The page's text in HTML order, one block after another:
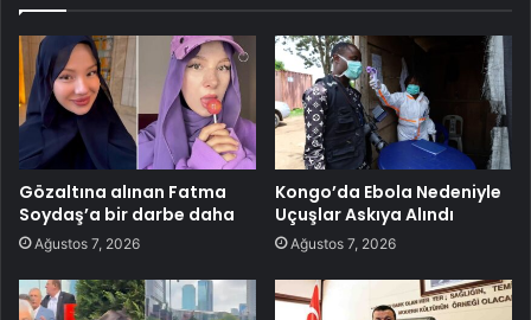
Gözaltına alınan Fatma
Soydaş’a bir darbe daha
Ağustos 7, 2026
Kongo’da Ebola Nedeniyle
Uçuşlar Askıya Alındı
Ağustos 7, 2026